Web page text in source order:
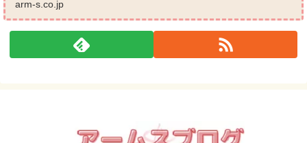
arm-s.co.jp